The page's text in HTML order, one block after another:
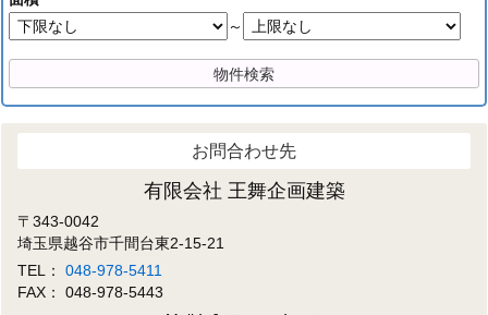
～
お問合わせ先
有限会社 王舞企画建築
〒343-0042
埼玉県越谷市千間台東2-15-21
TEL：048-978-5411
FAX： 048-978-5443